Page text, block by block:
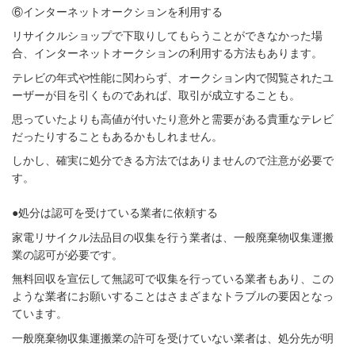
⑥インターネットオークションを利用する
リサイクルショップで下取りしてもらうことができなかった場
合、インターネットオークションの利用する方法もあります。
テレビの年式や性能に関わらず、オークション内で閲覧されたユ
ーザーが目を引くものであれば、取引が成立することも。
思っていたよりも高値が付いたり意外と需要がある貴重なテレビ
だったりすることもあるかもしれません。
しかし、確実に処分できる方法ではありませんので注意が必要で
す。
●処分は認可を受けている業者に依頼する
家電リサイクル法品目の収集を行う業者は、一般廃棄物収集運搬
業の認可が必要です。
無料回収を宣伝して無認可で収集を行っている業者もあり、この
ような業者にお願いすることはさまざまなトラブルの要因となっ
ています。
一般廃棄物収集運搬業の許可を受けていない業者は、処分先が明